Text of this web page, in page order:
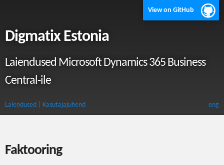
View on GitHub
Digmatix Estonia
Laiendused Microsoft Dynamics 365 Business
Central-ile
Laiendused | Kasutajajuhend eng
Faktooring